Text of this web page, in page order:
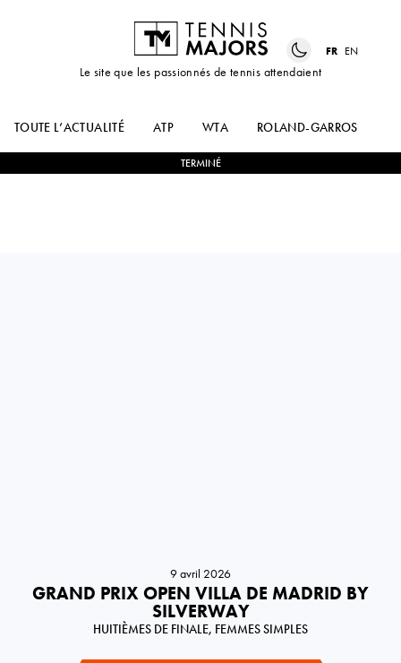
Le site que les passionnés de tennis attendaient
FR EN
TOUTE L’ACTUALITÉ ATP WTA ROLAND-GARROS
TERMINÉ
9 avril 2026
GRAND PRIX OPEN VILLA DE MADRID BY
SILVERWAY
HUITIÈMES DE FINALE, FEMMES SIMPLES